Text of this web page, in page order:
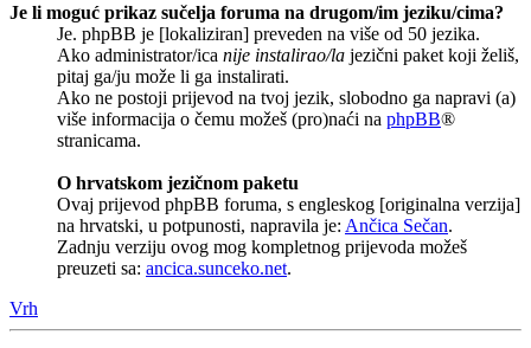
Je li moguć prikaz sučelja foruma na drugom/im jeziku/cima?
Je. phpBB je [lokaliziran] preveden na više od 50 jezika.
Ako administrator/ica nije instalirao/la jezični paket koji želiš,
pitaj ga/ju može li ga instalirati.
Ako ne postoji prijevod na tvoj jezik, slobodno ga napravi (a)
više informacija o čemu možeš (pro)naći na phpBB®
stranicama.
O hrvatskom jezičnom paketu
Ovaj prijevod phpBB foruma, s engleskog [originalna verzija]
na hrvatski, u potpunosti, napravila je: Ančica Sečan.
Zadnju verziju ovog mog kompletnog prijevoda možeš
preuzeti sa: ancica.sunceko.net.
Vrh